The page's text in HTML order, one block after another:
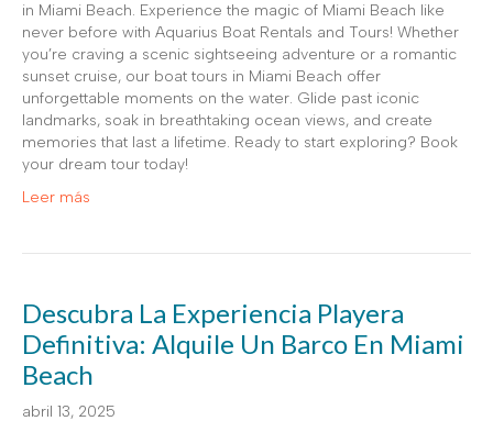
in Miami Beach. Experience the magic of Miami Beach like
never before with Aquarius Boat Rentals and Tours! Whether
you’re craving a scenic sightseeing adventure or a romantic
sunset cruise, our boat tours in Miami Beach offer
unforgettable moments on the water. Glide past iconic
landmarks, soak in breathtaking ocean views, and create
memories that last a lifetime. Ready to start exploring? Book
your dream tour today!
Leer más
Descubra La Experiencia Playera
Definitiva: Alquile Un Barco En Miami
Beach
abril 13, 2025